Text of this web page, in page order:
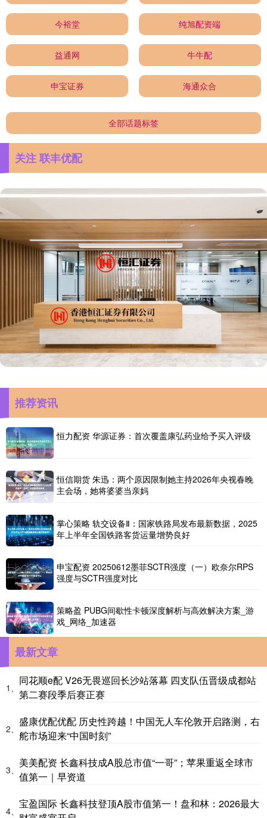
今裕堂 纯旭配资端
益通网 牛牛配
申宝证券 海通众合
全部话题标签
关注 联丰优配
推荐资讯
恒力配资 华源证券：首次覆盖康弘药业给予买入评级
恒信期货 朱迅：两个原因限制她主持2026年央视春晚
主会场，她将婆婆当亲妈
掌心策略 轨交设备Ⅱ：国家铁路局发布最新数据，2025
年上半年全国铁路客货运量增势良好
申宝配资 20250612墨菲SCTR强度（一）欧奈尔RPS
强度与SCTR强度对比
策略盈 PUBG间歇性卡顿深度解析与高效解决方案_游
戏_网络_加速器
最新文章
1、
同花顺e配 V26无畏巡回长沙站落幕 四支队伍晋级成都站
第二赛段季后赛正赛
2、
盛康优配优配 历史性跨越！中国无人车伦敦开启路测，右
舵市场迎来“中国时刻”
3、
美美配资 长鑫科技成A股总市值“一哥”；苹果重返全球市
值第一｜早资道
4、
宝盈国际 长鑫科技登顶A股市值第一！盘和林：2026最大